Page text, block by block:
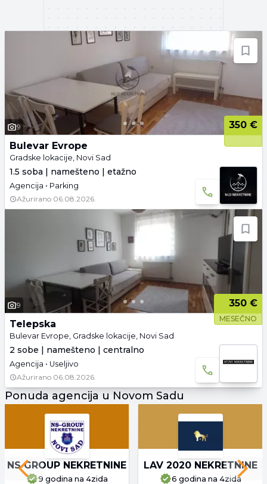
9
350 €
Bulevar Evrope
Gradske lokacije, Novi Sad
1.5 soba | namešteno | etažno
Agencija • Parking
Ažurirano 06.08.2026.
9 350 €
MESEČNO
Telepska
Bulevar Evrope, Gradske lokacije, Novi Sad
2 sobe | namešteno | centralno
Agencija • Useljivo
Ažurirano 06.08.2026.
Ponuda agencija u Novom Sadu
NS GROUP NEKRETNINE
9 godina na 4zida
LAV 2020 NEKRETNINE
6 godina na 4zida
Previous slide Next